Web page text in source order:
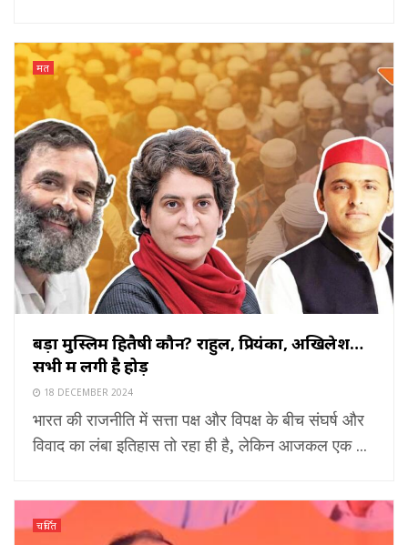
मत
बड़ा मुस्लिम हितैषी कौन? राहुल, प्रियंका, अखिलेश…
सभी में लगी है होड़
18 DECEMBER 2024
भारत की राजनीति में सत्ता पक्ष और विपक्ष के बीच संघर्ष और
विवाद का लंबा इतिहास तो रहा ही है, लेकिन आजकल एक ...
चर्चित